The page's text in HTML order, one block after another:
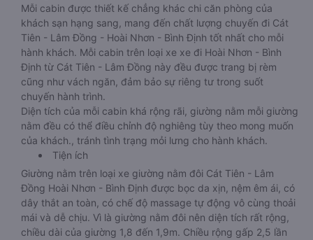
Mỗi cabin được thiết kế chẳng khác chi căn phòng của
khách sạn hạng sang, mang đến chất lượng chuyến đi Cát
Tiên - Lâm Đồng - Hoài Nhơn - Bình Định tốt nhất cho mỗi
hành khách. Mỗi cabin trên loại xe xe đi Hoài Nhơn - Bình
Định từ Cát Tiên - Lâm Đồng này đều được trang bị rèm
cũng như vách ngăn, đảm bảo sự riêng tư trong suốt
chuyến hành trình.
Diện tích của mỗi cabin khá rộng rãi, giường nằm mỗi giường
nằm đều có thể điều chỉnh độ nghiêng tùy theo mong muốn
của khách., tránh tình trạng mỏi lưng cho hành khách.
Tiện ích
Giường nằm trên loại xe giường nằm đôi Cát Tiên - Lâm
Đồng Hoài Nhơn - Bình Định được bọc da xịn, nệm êm ái, có
dây thắt an toàn, có chế độ massage tự động vô cùng thoải
mái và dễ chịu. Vì là giường nằm đôi nên diện tích rất rộng,
chiều dài của giường 1,8 đến 1,9m. Chiều rộng gấp 2,5 lần